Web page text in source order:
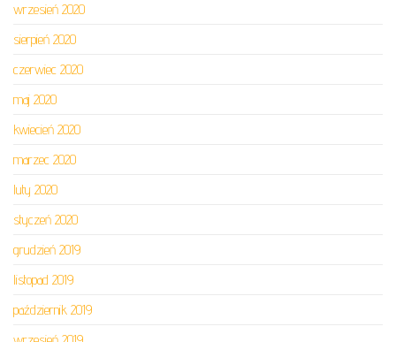
wrzesień 2020
sierpień 2020
czerwiec 2020
maj 2020
kwiecień 2020
marzec 2020
luty 2020
styczeń 2020
grudzień 2019
listopad 2019
październik 2019